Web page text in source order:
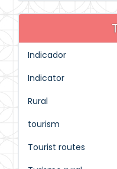
Indicador
Indicator
Rural
tourism
Tourist routes